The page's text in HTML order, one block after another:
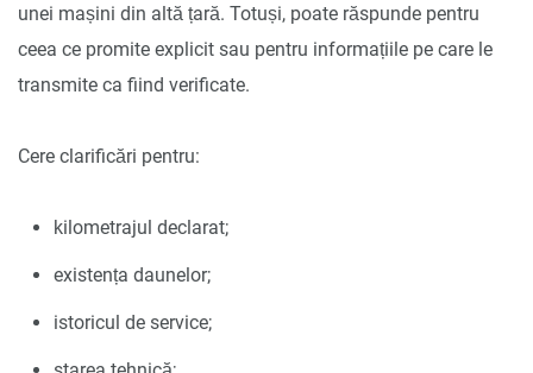
unei mașini din altă țară. Totuși, poate răspunde pentru
ceea ce promite explicit sau pentru informațiile pe care le
transmite ca fiind verificate.
Cere clarificări pentru:
kilometrajul declarat;
existența daunelor;
istoricul de service;